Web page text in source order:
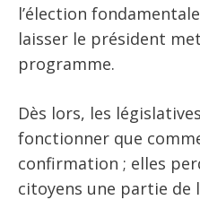
l’élection
laisser le président
programme.
Dès lors, les
fonctionner que
confirmation ; elles
citoyens une partie de